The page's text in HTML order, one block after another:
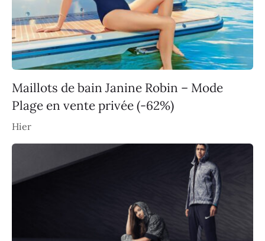
Maillots de bain Janine Robin – Mode
Plage en vente privée (-62%)
Hier